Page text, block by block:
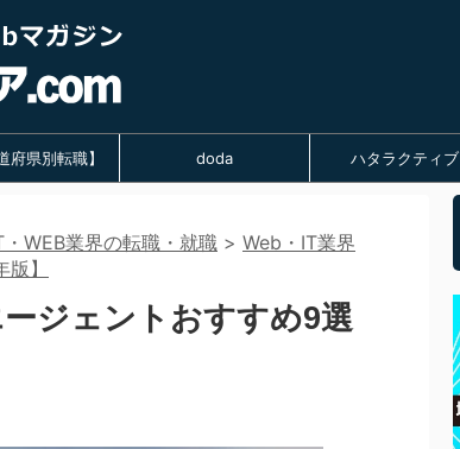
府県別転職】 doda ハタラクティブ
・WEB業界の転職・就職 > Web・IT業界
】
ジェントおすすめ9選